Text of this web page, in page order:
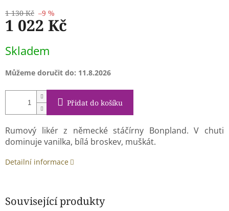
1 130 Kč –9 %
1 022 Kč
cena:
Skladem
Můžeme doručit do: 11.8.2026
Přidat do košíku
Rumový likér z německé stáčírny Bonpland. V chuti
dominuje vanilka, bílá broskev, muškát.
Detailní informace
Související produkty